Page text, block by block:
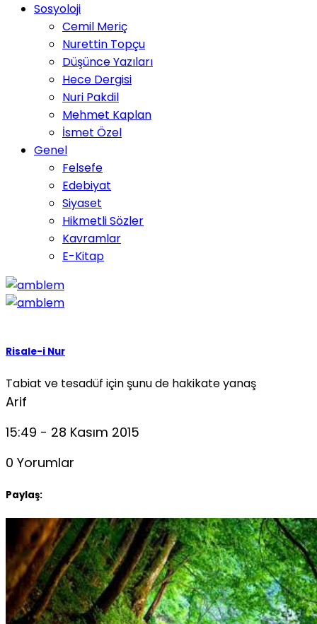
Sosyoloji
Cemil Meriç
Nurettin Topçu
Düşünce Yazıları
Hece Dergisi
Nuri Pakdil
Mehmet Kaplan
İsmet Özel
Genel
Felsefe
Edebiyat
Siyaset
Hikmetli Sözler
Kavramlar
E-Kitap
Risale-i Nur
Tabiat ve tesadüf için şunu de hakikate yanaş
Arif
15:49 - 28 Kasım 2015
0 Yorumlar
Paylaş: